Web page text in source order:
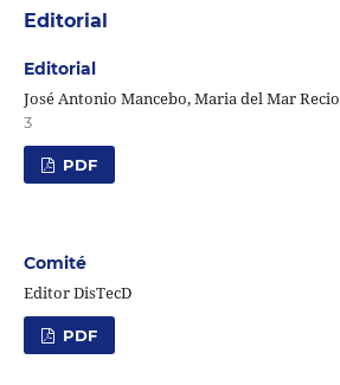
Editorial
Editorial
José Antonio Mancebo, Maria del Mar Recio
3
PDF
Comité
Editor DisTecD
PDF